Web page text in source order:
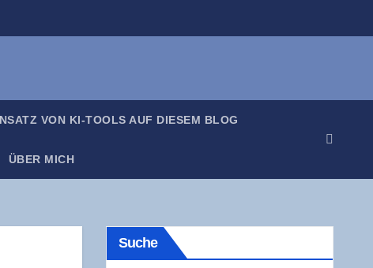
VON KI-TOOLS AUF DIE­SEM BLOG
ÜBER MICH
Suche